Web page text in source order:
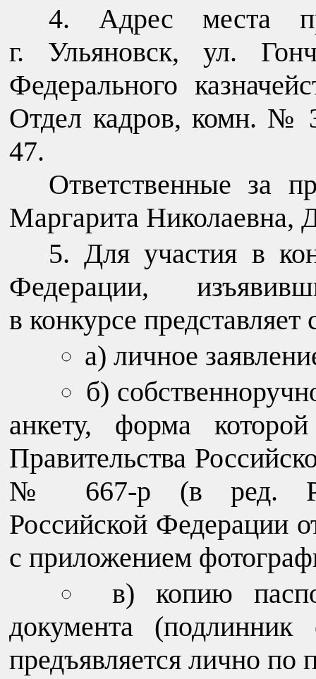
Адрес места
г. Ульяновск, ул.
Федерального
Отдел кадров, комн. №
47.
Ответственные за
Маргарита Николаевна,
Для участия в
Федерации,
в конкурсе
а) личное
б)
анкету, форма
Правительства
№ 667-р (в ред.
Российской Федерации
с приложением
в) копию
документа (подлинник
предъявляется лично по